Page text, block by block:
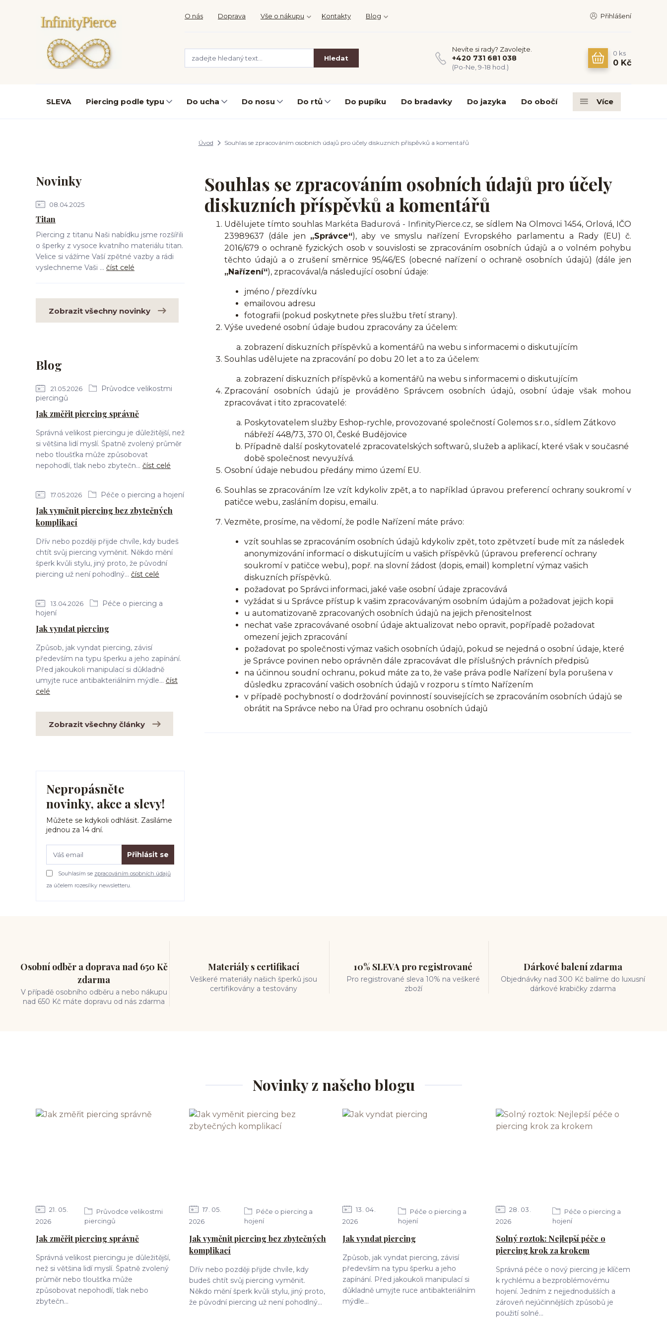
O nás Doprava Vše o nákupu Kontakty Blog Přihlášení
Hledat
Nevíte si rady? Zavolejte.
+420 731 681 038
(Po-Ne, 9-18 hod.)
0 ks
0 Kč
SLEVA Piercing podle typu Do ucha Do nosu Do rtů Do pupíku Do bradavky Do jazyka Do obočí Více
Úvod Souhlas se zpracováním osobních údajů pro účely diskuzních příspěvků a komentářů
Novinky
08.04.2025
Titan
Piercing z titanu Naši nabídku jsme rozšířili
o šperky z vysoce kvatního materiálu titan.
Velice si vážíme Vaší zpětné vazby a rádi
vyslechneme Vaši ... číst celé
Zobrazit všechny novinky
Blog
21.05.2026
Průvodce velikostmi
piercingů
Jak změřit piercing správně
Správná velikost piercingu je důležitější, než
si většina lidí myslí. Špatně zvolený průměr
nebo tloušťka může způsobovat
nepohodlí, tlak nebo zbytečn... číst celé
17.05.2026 Péče o piercing a hojení
Jak vyměnit piercing bez zbytečných
komplikací
Dřív nebo později přijde chvíle, kdy budeš
chtít svůj piercing vyměnit. Někdo mění
šperk kvůli stylu, jiný proto, že původní
piercing už není pohodlný... číst celé
13.04.2026
Péče o piercing a
hojení
Jak vyndat piercing
Způsob, jak vyndat piercing, závisí
především na typu šperku a jeho zapínání.
Před jakoukoli manipulací si důkladně
umyjte ruce antibakteriálním mýdle... číst
celé
Zobrazit všechny články
Nepropásněte
novinky, akce a slevy!
Můžete se kdykoli odhlásit. Zasíláme
jednou za 14 dní.
Přihlásit se
Souhlasím se zpracováním osobních údajů
za účelem rozesílky newsletteru.
Souhlas se zpracováním osobních údajů pro účely
diskuzních příspěvků a komentářů
Udělujete tímto souhlas Markéta Badurová - InfinityPierce.cz, se sídlem Na Olmovci 1454, Orlová, IČO
23989637 (dále jen „Správce“), aby ve smyslu nařízení Evropského parlamentu a Rady (EU) č.
2016/679 o ochraně fyzických osob v souvislosti se zpracováním osobních údajů a o volném pohybu
těchto údajů a o zrušení směrnice 95/46/ES (obecné nařízení o ochraně osobních údajů) (dále jen
„Nařízení“), zpracovával/a následující osobní údaje:
jméno / přezdívku
emailovou adresu
fotografii (pokud poskytnete přes službu třetí strany).
Výše uvedené osobní údaje budou zpracovány za účelem:
zobrazení diskuzních příspěvků a komentářů na webu s informacemi o diskutujícím
Souhlas udělujete na zpracování po dobu 20 let a to za účelem:
zobrazení diskuzních příspěvků a komentářů na webu s informacemi o diskutujícím
Zpracování osobních údajů je prováděno Správcem osobních údajů, osobní údaje však mohou
zpracovávat i tito zpracovatelé:
Poskytovatelem služby Eshop-rychle, provozované společností Golemos s.r.o., sídlem Zátkovo
nábřeží 448/73, 370 01, České Budějovice
Případně další poskytovatelé zpracovatelských softwarů, služeb a aplikací, které však v současné
době společnost nevyužívá.
Osobní údaje nebudou předány mimo území EU.
Souhlas se zpracováním lze vzít kdykoliv zpět, a to například úpravou preferencí ochrany soukromí v
patičce webu, zasláním dopisu, emailu.
Vezměte, prosíme, na vědomí, že podle Nařízení máte právo:
vzít souhlas se zpracováním osobních údajů kdykoliv zpět, toto zpětvzetí bude mít za následek
anonymizování informací o diskutujícím u vašich příspěvků (úpravou preferencí ochrany
soukromí v patičce webu), popř. na slovní žádost (dopis, email) kompletní výmaz vašich
diskuzních příspěvků.
požadovat po Správci informaci, jaké vaše osobní údaje zpracovává
vyžádat si u Správce přístup k vašim zpracovávaným osobním údajům a požadovat jejich kopii
u automatizovaně zpracovaných osobních údajů na jejich přenositelnost
nechat vaše zpracovávané osobní údaje aktualizovat nebo opravit, popřípadě požadovat
omezení jejich zpracování
požadovat po společnosti výmaz vašich osobních údajů, pokud se nejedná o osobní údaje, které
je Správce povinen nebo oprávněn dále zpracovávat dle příslušných právních předpisů
na účinnou soudní ochranu, pokud máte za to, že vaše práva podle Nařízení byla porušena v
důsledku zpracování vašich osobních údajů v rozporu s tímto Nařízením
v případě pochybností o dodržování povinností souvisejících se zpracováním osobních údajů se
obrátit na Správce nebo na Úřad pro ochranu osobních údajů
Osobní odběr a doprava nad 650 Kč
zdarma
V případě osobního odběru a nebo nákupu
nad 650 Kč máte dopravu od nás zdarma
Materiály s certifikací
Veškeré materiály našich šperků jsou
certifikovány a testovány
10% SLEVA pro registrované
Pro registrované sleva 10% na veškeré
zboží
Dárkové balení zdarma
Objednávky nad 300 Kč balíme do luxusní
dárkové krabičky zdarma
Novinky z našeho blogu
21 05
2026
Průvodce velikostmi
piercingů
Jak změřit piercing správně
Správná velikost piercingu je důležitější,
než si většina lidí myslí. Špatně zvolený
průměr nebo tloušťka může
způsobovat nepohodlí, tlak nebo
zbytečn...
17 05
2026
Péče o piercing a
hojení
Jak vyměnit piercing bez zbytečných
komplikací
Dřív nebo později přijde chvíle, kdy
budeš chtít svůj piercing vyměnit.
Někdo mění šperk kvůli stylu, jiný proto,
že původní piercing už není pohodlný...
13 04
2026
Péče o piercing a
hojení
Jak vyndat piercing
Způsob, jak vyndat piercing, závisí
především na typu šperku a jeho
zapínání. Před jakoukoli manipulací si
důkladně umyjte ruce antibakteriálním
mýdle...
28 03
2026
Péče o piercing a
hojení
Solný roztok: Nejlepší péče o
piercing krok za krokem
Správná péče o nový piercing je klíčem
k rychlému a bezproblémovému
hojení. Jedním z nejjednodušších a
zároveň nejúčinnějších způsobů je
použití solné...